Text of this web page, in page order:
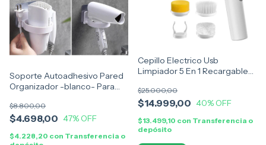
Soporte Autoadhesivo Pared
Organizador -blanco- Para
$4.698,00
$8.800,00
47% OFF
$4.228,20 con Transferencia o
Cepillo Electrico Usb
Limpiador 5 En 1 Recargable
$14.999,00
$25.000,00
40% OFF
$13.499,10 con Transferencia o
depósito